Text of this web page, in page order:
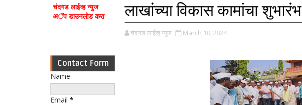
चंदगड लाईव्ह न्युज
अॅप डाउनलोड करा
Contact Form
Name
Email *
लाखांच्या विकास कामांचा शुभारंभ
चंदगड लाईव्ह न्युज March 10, 2024